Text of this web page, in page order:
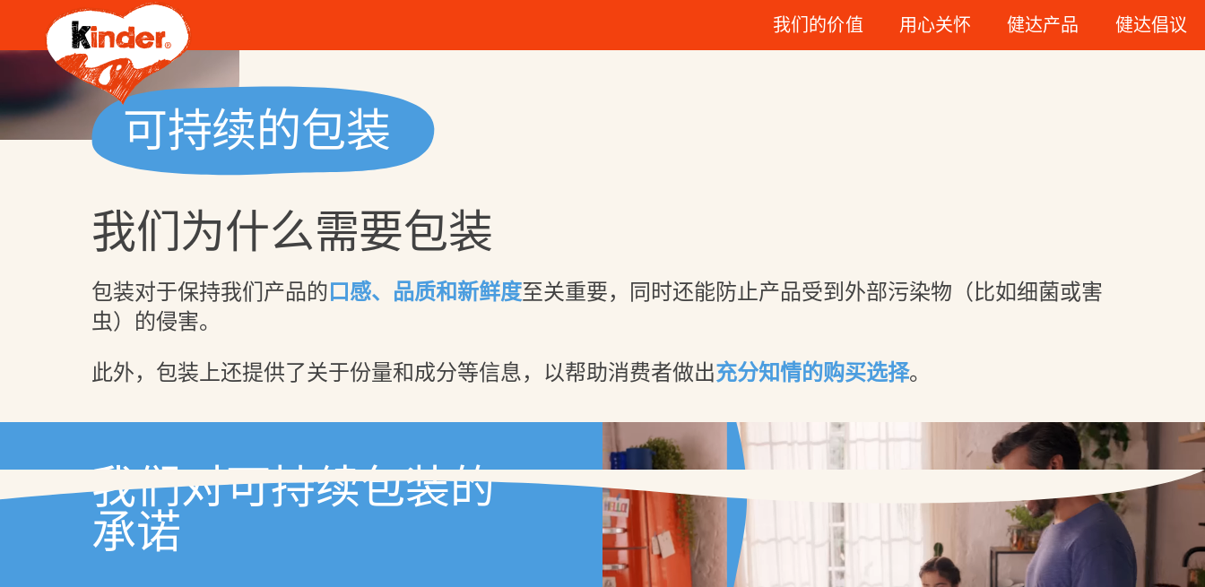
我们的价值
我们的价值
小小美味，满满关爱
用心关怀
用心关怀
用心关怀
臻致美味
健达产品
健达产品
健达巧克力
健达奇趣蛋
健达快乐河马
健达倡议
健达倡议
健达快乐运动
可持续的包装
我们为什么需要包装
包装对于保持我们产品的口感、品质和新鲜度至关重要，同时还能防止产品受到外部污染物（比如细菌或害
虫）的侵害。
此外，包装上还提供了关于份量和成分等信息，以帮助消费者做出充分知情的购买选择。
我们对可持续包装的
承诺